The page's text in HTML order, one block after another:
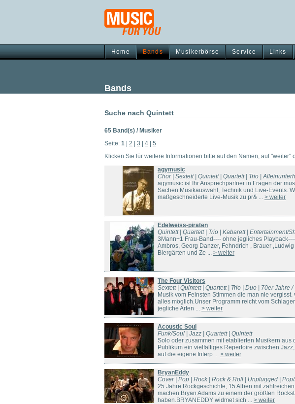
Home Bands Musikerbörse Service Links
Bands
Suche nach Quintett
65 Band(s) / Musiker
Seite: 1 2 3 4
5
Klicken Sie für weitere Informationen bitte auf den Namen, auf "weiter"
agymusic
Chor | Sextett | Quintett | Quartett | Trio |
agymusic ist Ihr Ansprechpartner in Fragen der
Sachen Musikauswahl, Technik und Live-Events.
maßgeschneiderte Live-Musik zu pr& ... > weiter
Edelweiss-piraten
Quintett | Quartett | Trio | Kabarett | Entertainment/
3Mann+1 Frau-Band---- ohne jegliches
Ambros, Georg Danzer, Fehndrich , Brauer
Biergärten und Ze ... > weiter
The Four Visitors
Sextett | Quintett | Quartett | Trio | Duo | 70er Jahre
Musik vom Feinsten Stimmen die man nie
alles möglich.Unser Programm reicht vom
jegliche Arten ... > weiter
Acoustic Soul
Funk/Soul | Jazz | Quartett | Quintett
Solo oder zusammen mit etablierten Musikern
Publikum ein vielfältiges Repertoire zwischen
auf die eigene Interp ... > weiter
BryanEddy
Cover | Pop | Rock | Rock & Roll | Unplugged |
25 Jahre Rockgeschichte, 15 Alben mit
machen Bryan Adams zu einem der größten
haben.BRYANEDDY widmet sich ... > weiter